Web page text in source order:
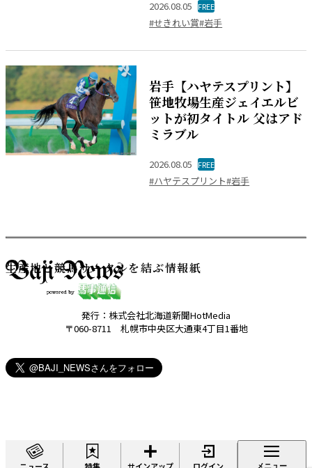
2026.08.05 FREE
#せきれい賞#岩手
岩手【ハヤテスプリント】
笹地牧場生産ジェイエルビ
ットが初タイトル 父はアド
ミラブル
2026.08.05 FREE
#ハヤテスプリント#岩手
生産地と競馬サークルを結ぶ情報紙
発行：株式会社北海道新聞HotMedia
〒060-8711 札幌市中央区大通東4丁目1番地
メニュー